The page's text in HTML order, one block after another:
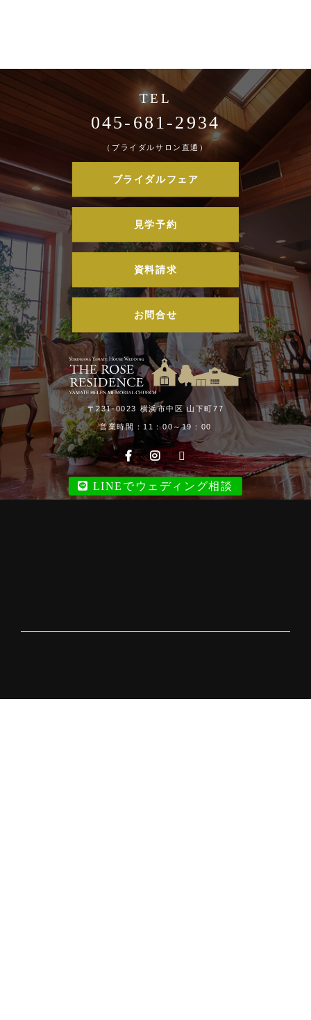
045-681-2934
（ブライダルサロン直通）
ブライダルフェア
見学予約
資料請求
お問合せ
〒231-0023 横浜市中区 山下町77
営業時間：11：00～19：00
LINEでウェディング相談